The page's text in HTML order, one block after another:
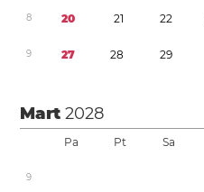
8 20 21 22
9 27 28 29
Mart2028
Pa Pt Sa
9